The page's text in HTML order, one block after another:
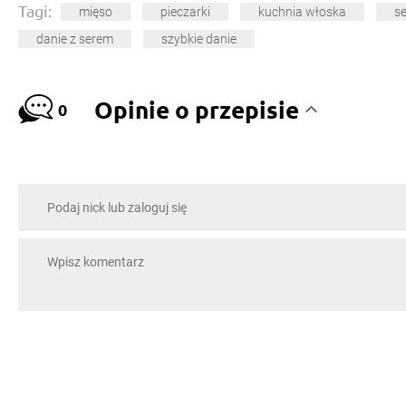
Tagi: mięso pieczarki kuchnia włoska
danie z serem
szybkie danie
0 Opinie o przepisie